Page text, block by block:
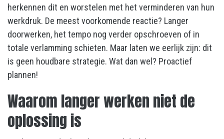
herkennen dit en worstelen met het verminderen van hun
werkdruk. De meest voorkomende reactie? Langer
doorwerken, het tempo nog verder opschroeven of in
totale verlamming schieten. Maar laten we eerlijk zijn: dit
is geen houdbare strategie. Wat dan wel? Proactief
plannen!
Waarom langer werken niet de
oplossing is